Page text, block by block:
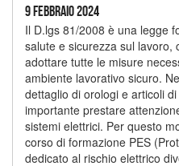
9 Febbraio 2024
Il D.lgs 81/2008 è una legge
salute e sicurezza sul lavoro,
adottare tutte le misure
ambiente lavorativo sicuro.
dettaglio di orologi e articoli
importante prestare
sistemi elettrici. Per questo
corso di formazione PES
dedicato al rischio elettrico